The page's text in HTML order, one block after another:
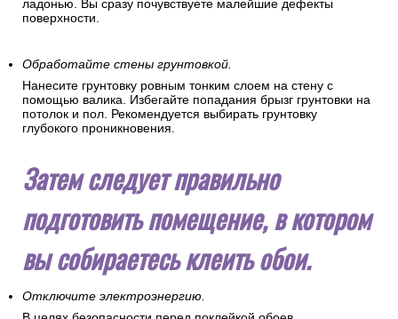
ладонью. Вы сразу почувствуете малейшие дефекты
поверхности.
Обработайте стены грунтовкой.
Нанесите грунтовку ровным тонким слоем на стену с
помощью валика. Избегайте попадания брызг грунтовки на
потолок и пол. Рекомендуется выбирать грунтовку
глубокого проникновения.
Затем следует правильно
подготовить помещение, в котором
вы собираетесь клеить обои.
Отключите электроэнергию.